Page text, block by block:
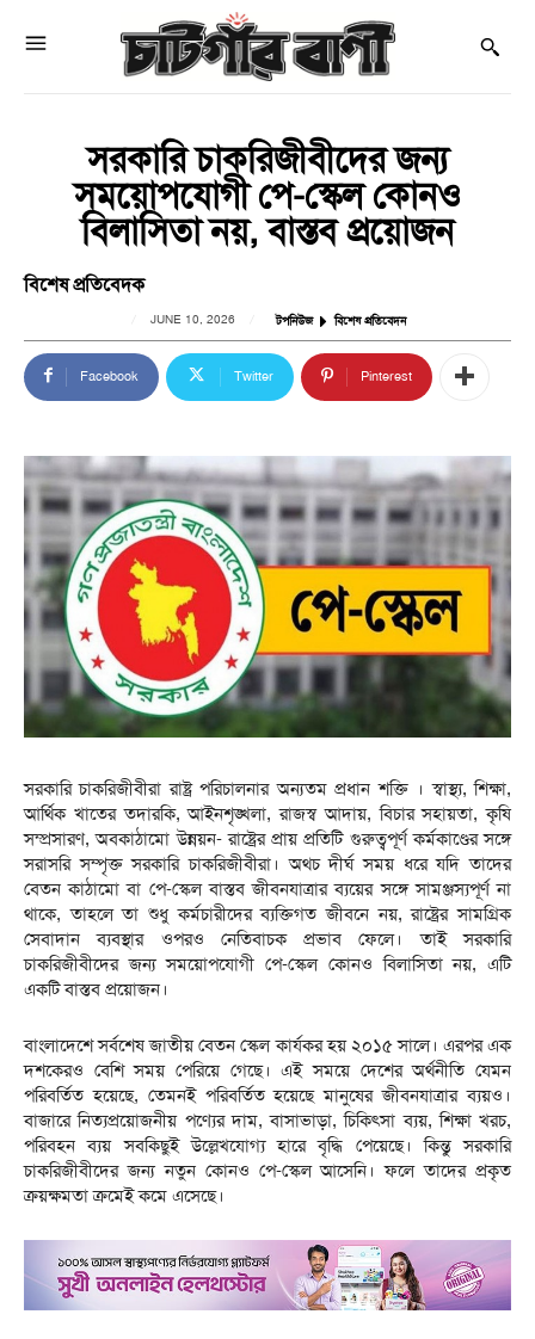
সরকারি চাকরিজীবীদের জন্য
সময়োপযোগী পে-স্কেল কোনও
বিলাসিতা নয়, বাস্তব প্রয়োজন
বিশেষ প্রতিবেদক
JUNE 10, 2026 টপনিউজ বিশেষ প্রতিবেদন
Facebook Twitter Pinterest
‎সরকারি চাকরিজীবীরা রাষ্ট্র পরিচালনার অন্যতম প্রধান শক্তি । স্বাস্থ্য, শিক্ষা,
আর্থিক খাতের তদারকি, আইনশৃঙ্খলা, রাজস্ব আদায়, বিচার সহায়তা, কৃষি
সম্প্রসারণ, অবকাঠামো উন্নয়ন- রাষ্ট্রের প্রায় প্রতিটি গুরুত্বপূর্ণ কর্মকাণ্ডের সঙ্গে
সরাসরি সম্পৃক্ত সরকারি চাকরিজীবীরা। অথচ দীর্ঘ সময় ধরে যদি তাদের
বেতন কাঠামো বা পে-স্কেল বাস্তব জীবনযাত্রার ব্যয়ের সঙ্গে সামঞ্জস্যপূর্ণ না
থাকে, তাহলে তা শুধু কর্মচারীদের ব্যক্তিগত জীবনে নয়, রাষ্ট্রের সামগ্রিক
সেবাদান ব্যবস্থার ওপরও নেতিবাচক প্রভাব ফেলে। তাই সরকারি
চাকরিজীবীদের জন্য সময়োপযোগী পে-স্কেল কোনও বিলাসিতা নয়, এটি
একটি বাস্তব প্রয়োজন।
‎বাংলাদেশে সর্বশেষ জাতীয় বেতন স্কেল কার্যকর হয় ২০১৫ সালে। এরপর এক
দশকেরও বেশি সময় পেরিয়ে গেছে। এই সময়ে দেশের অর্থনীতি যেমন
পরিবর্তিত হয়েছে, তেমনই পরিবর্তিত হয়েছে মানুষের জীবনযাত্রার ব্যয়ও।
বাজারে নিত্যপ্রয়োজনীয় পণ্যের দাম, বাসাভাড়া, চিকিৎসা ব্যয়, শিক্ষা খরচ,
পরিবহন ব্যয় সবকিছুই উল্লেখযোগ্য হারে বৃদ্ধি পেয়েছে। কিন্তু সরকারি
চাকরিজীবীদের জন্য নতুন কোনও পে-স্কেল আসেনি। ফলে তাদের প্রকৃত
ক্রয়ক্ষমতা ক্রমেই কমে এসেছে।